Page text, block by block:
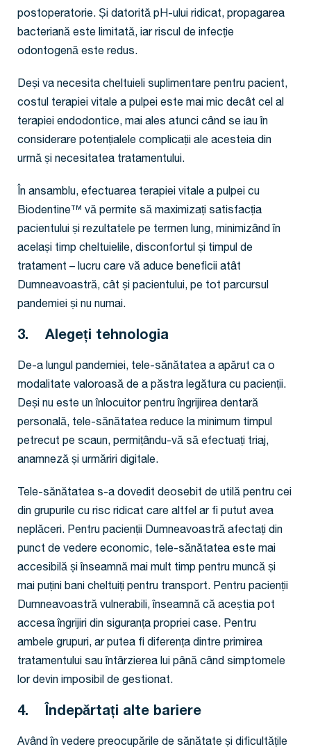
postoperatorie. Și datorită pH-ului ridicat, propagarea
bacteriană este limitată, iar riscul de infecție
odontogenă este redus.
Deși va necesita cheltuieli suplimentare pentru pacient,
costul terapiei vitale a pulpei este mai mic decât cel al
terapiei endodontice, mai ales atunci când se iau în
considerare potențialele complicații ale acesteia din
urmă și necesitatea tratamentului.
În ansamblu, efectuarea terapiei vitale a pulpei cu
Biodentine™ vă permite să maximizați satisfacția
pacientului și rezultatele pe termen lung, minimizând în
același timp cheltuielile, disconfortul și timpul de
tratament – lucru care vă aduce beneficii atât
Dumneavoastră, cât și pacientului, pe tot parcursul
pandemiei și nu numai.
3. Alegeți tehnologia
De-a lungul pandemiei, tele-sănătatea a apărut ca o
modalitate valoroasă de a păstra legătura cu pacienții.
Deși nu este un înlocuitor pentru îngrijirea dentară
personală, tele-sănătatea reduce la minimum timpul
petrecut pe scaun, permițându-vă să efectuați triaj,
anamneză și urmăriri digitale.
Tele-sănătatea s-a dovedit deosebit de utilă pentru cei
din grupurile cu risc ridicat care altfel ar fi putut avea
neplăceri. Pentru pacienții Dumneavoastră afectați din
punct de vedere economic, tele-sănătatea este mai
accesibilă și înseamnă mai mult timp pentru muncă și
mai puțini bani cheltuiți pentru transport. Pentru pacienții
Dumneavoastră vulnerabili, înseamnă că aceștia pot
accesa îngrijiri din siguranța propriei case. Pentru
ambele grupuri, ar putea fi diferența dintre primirea
tratamentului sau întârzierea lui până când simptomele
lor devin imposibil de gestionat.
4. Îndepărtați alte bariere
Având în vedere preocupările de sănătate și dificultățile